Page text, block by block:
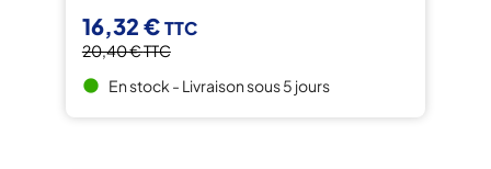
16,32 €TTC
20,40 €TTC
brightness_1 En stock - Livraison sous 5 jours